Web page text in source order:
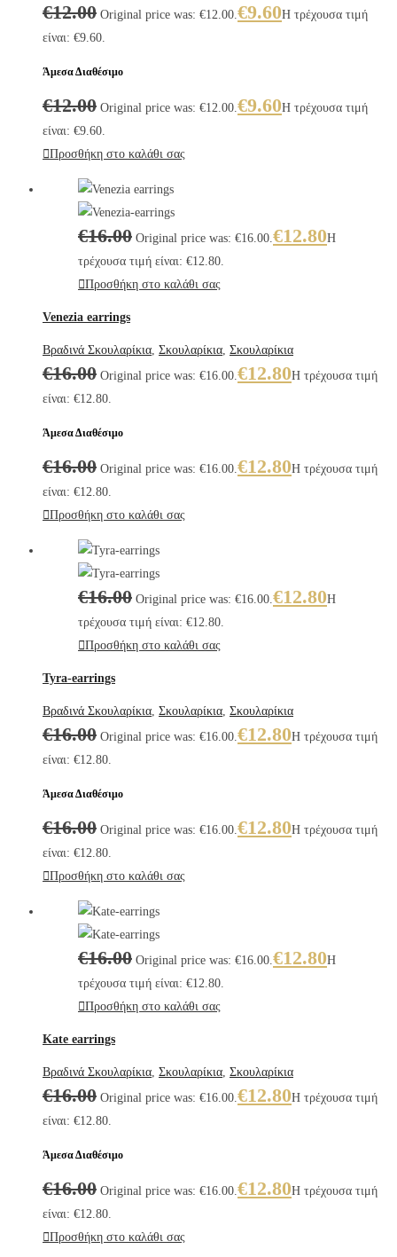
€12.00 Original price was: €12.00.€9.60Η τρέχουσα τιμή
είναι: €9.60.
Άμεσα Διαθέσιμο
€12.00 Original price was: €12.00.€9.60Η τρέχουσα τιμή
είναι: €9.60.
Προσθήκη στο καλάθι σας
€16.00 Original price was: €16.00.€12.80Η
τρέχουσα τιμή είναι: €12.80.
Προσθήκη στο καλάθι σας
Venezia earrings
Βραδινά Σκουλαρίκια, Σκουλαρίκια, Σκουλαρίκια
€16.00 Original price was: €16.00.€12.80Η τρέχουσα τιμή
είναι: €12.80.
Άμεσα Διαθέσιμο
€16.00 Original price was: €16.00.€12.80Η τρέχουσα τιμή
είναι: €12.80.
Προσθήκη στο καλάθι σας
€16.00 Original price was: €16.00.€12.80Η
τρέχουσα τιμή είναι: €12.80.
Προσθήκη στο καλάθι σας
Tyra-earrings
Βραδινά Σκουλαρίκια, Σκουλαρίκια, Σκουλαρίκια
€16.00 Original price was: €16.00.€12.80Η τρέχουσα τιμή
είναι: €12.80.
Άμεσα Διαθέσιμο
€16.00 Original price was: €16.00.€12.80Η τρέχουσα τιμή
είναι: €12.80.
Προσθήκη στο καλάθι σας
€16.00 Original price was: €16.00.€12.80Η
τρέχουσα τιμή είναι: €12.80.
Προσθήκη στο καλάθι σας
Kate earrings
Βραδινά Σκουλαρίκια, Σκουλαρίκια, Σκουλαρίκια
€16.00 Original price was: €16.00.€12.80Η τρέχουσα τιμή
είναι: €12.80.
Άμεσα Διαθέσιμο
€16.00 Original price was: €16.00.€12.80Η τρέχουσα τιμή
είναι: €12.80.
Προσθήκη στο καλάθι σας